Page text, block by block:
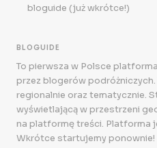
bloguide (już wkrótce!)
BLOGUIDE
To pierwsza w Polsce
przez blogerów
regionalnie oraz tematycznie.
wyświetlającą w przestrzeni
na platformę treści. Platforma
Wkrótce startujemy ponownie!